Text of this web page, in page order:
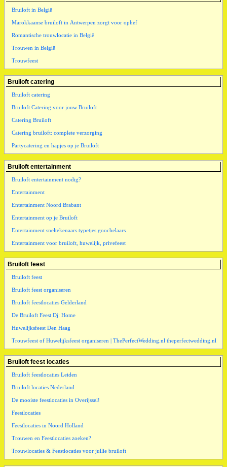
Bruiloft in België
Marokkaanse bruiloft in Antwerpen zorgt voor ophef
Romantische trouwlocatie in België
Trouwen in België
Trouwfeest
Bruiloft catering
Bruiloft catering
Bruiloft Catering voor jouw Bruiloft
Catering Bruiloft
Catering bruiloft: complete verzorging
Partycatering en hapjes op je Bruiloft
Bruiloft entertainment
Bruiloft entertainment nodig?
Entertainment
Entertainment Noord Brabant
Entertainment op je Bruiloft
Entertainment sneltekenaars typetjes goochelaars
Entertainment voor bruiloft, huwelijk, privefeest
Bruiloft feest
Bruiloft feest
Bruiloft feest organiseren
Bruiloft feestlocaties Gelderland
De Bruiloft Feest Dj: Home
Huwelijksfeest Den Haag
Trouwfeest of Huwelijksfeest organiseren | ThePerfectWedding.nl theperfectwedding.nl
Bruiloft feest locaties
Bruiloft feestlocaties Leiden
Bruiloft locaties Nederland
De mooiste feestlocaties in Overijssel!
Feestlocaties
Feestlocaties in Noord Holland
Trouwen en Feestlocaties zoeken?
Trouwlocaties & Feestlocaties voor jullie bruiloft